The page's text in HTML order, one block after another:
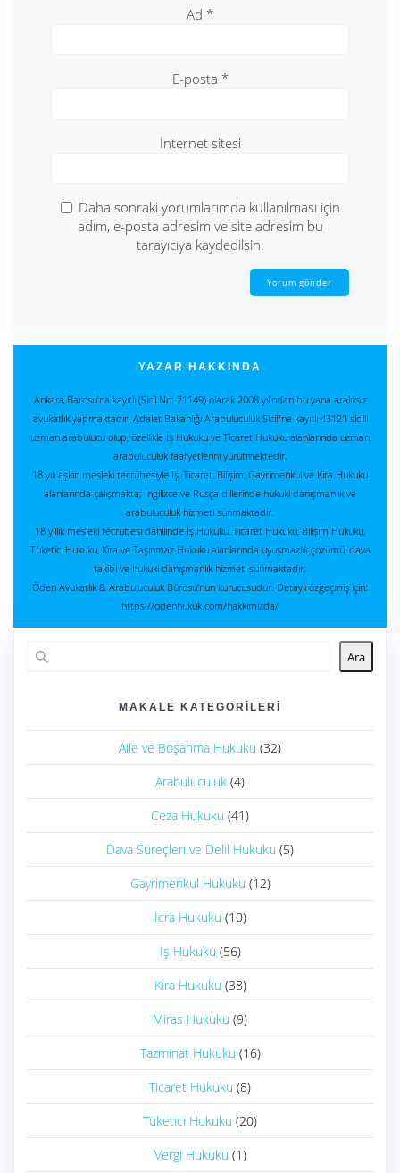
Ad *
E-posta *
İnternet sitesi
Daha sonraki yorumlarımda kullanılması için
adım, e-posta adresim ve site adresim bu
tarayıcıya kaydedilsin.
YAZAR HAKKINDA
Ankara Barosu’na kayıtlı (Sicil No: 21149) olarak 2008 yılından bu yana aralıksız
avukatlık yapmaktadır. Adalet Bakanlığı Arabuluculuk Sicili’ne kayıtlı 43121 sicilli
uzman arabulucu olup, özellikle İş Hukuku ve Ticaret Hukuku alanlarında uzman
arabuluculuk faaliyetlerini yürütmektedir.
18 yılı aşkın mesleki tecrübesiyle İş, Ticaret, Bilişim, Gayrimenkul ve Kira Hukuku
alanlarında çalışmakta; İngilizce ve Rusça dillerinde hukuki danışmanlık ve
arabuluculuk hizmeti sunmaktadır.
18 yıllık mesleki tecrübesi dâhilinde İş Hukuku, Ticaret Hukuku, Bilişim Hukuku,
Tüketici Hukuku, Kira ve Taşınmaz Hukuku alanlarında uyuşmazlık çözümü, dava
takibi ve hukuki danışmanlık hizmeti sunmaktadır.
Öden Avukatlık & Arabuluculuk Bürosu'nun kurucusudur. Detaylı özgeçmiş için:
https://odenhukuk.com/hakkimizda/
Ara
MAKALE KATEGORILERI
Aile ve Boşanma Hukuku (32)
Arabuluculuk (4)
Ceza Hukuku (41)
Dava Süreçleri ve Delil Hukuku (5)
Gayrimenkul Hukuku (12)
İcra Hukuku (10)
İş Hukuku (56)
Kira Hukuku (38)
Miras Hukuku (9)
Tazminat Hukuku (16)
Ticaret Hukuku (8)
Tüketici Hukuku (20)
Vergi Hukuku (1)